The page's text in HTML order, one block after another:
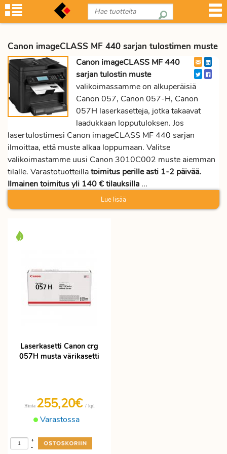
Canon imageCLASS MF 440 sarjan tulostimen muste
Canon imageCLASS MF 440
sarjan tulostin muste
valikoimassamme on alkuperäisiä
Canon 057, Canon 057-H, Canon
057H laserkasetteja, jotka takaavat
laadukkaan lopputuloksen. Jos
lasertulostimesi Canon imageCLASS MF 440 sarjan
ilmoittaa, että muste alkaa loppumaan. Valitse
valikoimastamme uusi Canon 3010C002 muste aiemman
tilalle. Varastotuotteillatoimitus perille asti 1-2 päivää.
Ilmainen toimitus yli 140 € tilauksilla ...
Lue lisää
Laserkasetti Canon crg
057H musta värikasetti
Varastossa
Hinta 255,20€ / kpl
-
+